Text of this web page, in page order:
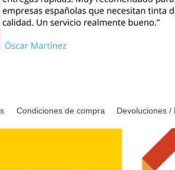
Condiciones de compra Devoluciones /